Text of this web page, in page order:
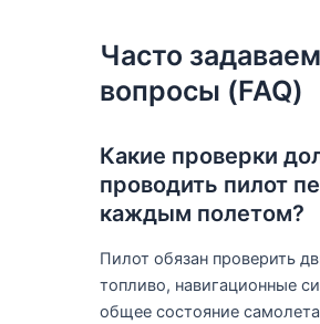
Часто
вопросы (FAQ)
Какие проверки
проводить пилот
каждым полетом?
Пилот обязан проверить
топливо, навигационные
общее состояние